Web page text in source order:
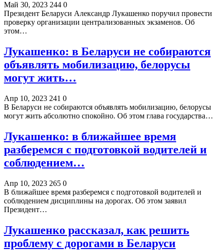
Май 30, 2023 244 0
Президент Беларуси Александр Лукашенко поручил провести
проверку организации централизованных экзаменов. Об
этом…
Лукашенко: в Беларуси не собираются
объявлять мобилизацию, белорусы
могут жить…
Апр 10, 2023 241 0
В Беларуси не собираются объявлять мобилизацию, белорусы
могут жить абсолютно спокойно. Об этом глава государства…
Лукашенко: в ближайшее время
разберемся с подготовкой водителей и
соблюдением…
Апр 10, 2023 265 0
В ближайшее время разберемся с подготовкой водителей и
соблюдением дисциплины на дорогах. Об этом заявил
Президент…
Лукашенко рассказал, как решить
проблему с дорогами в Беларуси